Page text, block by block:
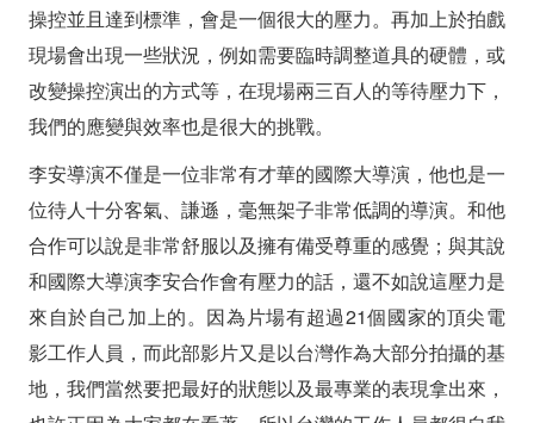
操控並且達到標準，會是一個很大的壓力。再加上於拍戲
現場會出現一些狀況，例如需要臨時調整道具的硬體，或
改變操控演出的方式等，在現場兩三百人的等待壓力下，
我們的應變與效率也是很大的挑戰。
李安導演不僅是一位非常有才華的國際大導演，他也是一
位待人十分客氣、謙遜，毫無架子非常低調的導演。和他
合作可以說是非常舒服以及擁有備受尊重的感覺；與其說
和國際大導演李安合作會有壓力的話，還不如說這壓力是
來自於自己加上的。因為片場有超過21個國家的頂尖電
影工作人員，而此部影片又是以台灣作為大部分拍攝的基
地，我們當然要把最好的狀態以及最專業的表現拿出來，